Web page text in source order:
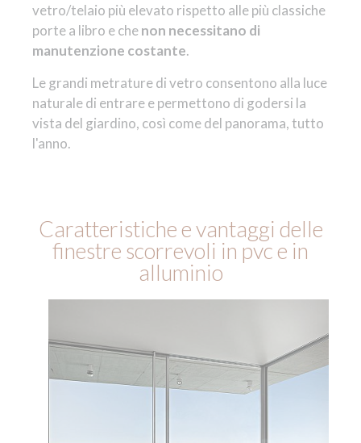
vetro/telaio più elevato rispetto alle più classiche
porte a libro e chenon necessitano di
manutenzione costante.
Le grandi metrature di vetro consentono alla luce
naturale di entrare e permettono di godersi la
vista del giardino, così come del panorama, tutto
l'anno.
Caratteristiche e vantaggi delle
finestre scorrevoli in pvc e in
alluminio